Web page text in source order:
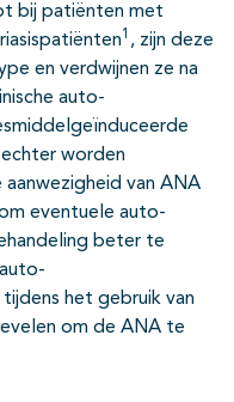
bij patiënten met
1 , zijn deze
en verdwijnen ze na
auto-
echter worden
van ANA
eventuele auto-
beter te
het gebruik van
om de ANA te